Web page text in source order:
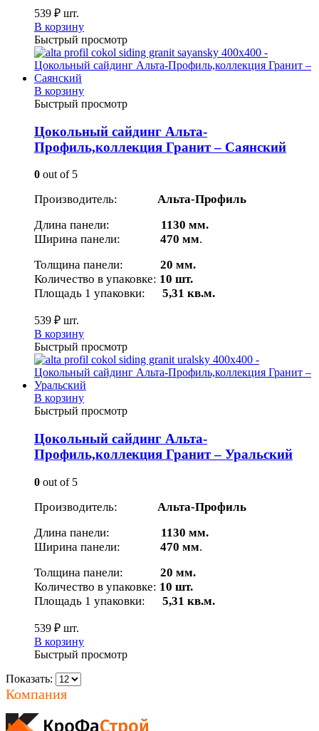
539 ₽ шт.
В корзину
Быстрый просмотр
В корзину
Быстрый просмотр
Цокольный сайдинг Альта-
Профиль,коллекция Гранит – Саянский
0 out of 5
Производитель: Альта-Профиль
Длина панели: 1130 мм.
Ширина панели: 470 мм.
Толщина панели: 20 мм.
Количество в упаковке: 10 шт.
Площадь 1 упаковки: 5,31 кв.м.
539 ₽ шт.
В корзину
Быстрый просмотр
В корзину
Быстрый просмотр
Цокольный сайдинг Альта-
Профиль,коллекция Гранит – Уральский
0 out of 5
Производитель: Альта-Профиль
Длина панели: 1130 мм.
Ширина панели: 470 мм.
Толщина панели: 20 мм.
Количество в упаковке: 10 шт.
Площадь 1 упаковки: 5,31 кв.м.
539 ₽ шт.
В корзину
Быстрый просмотр
Показать:
Компания